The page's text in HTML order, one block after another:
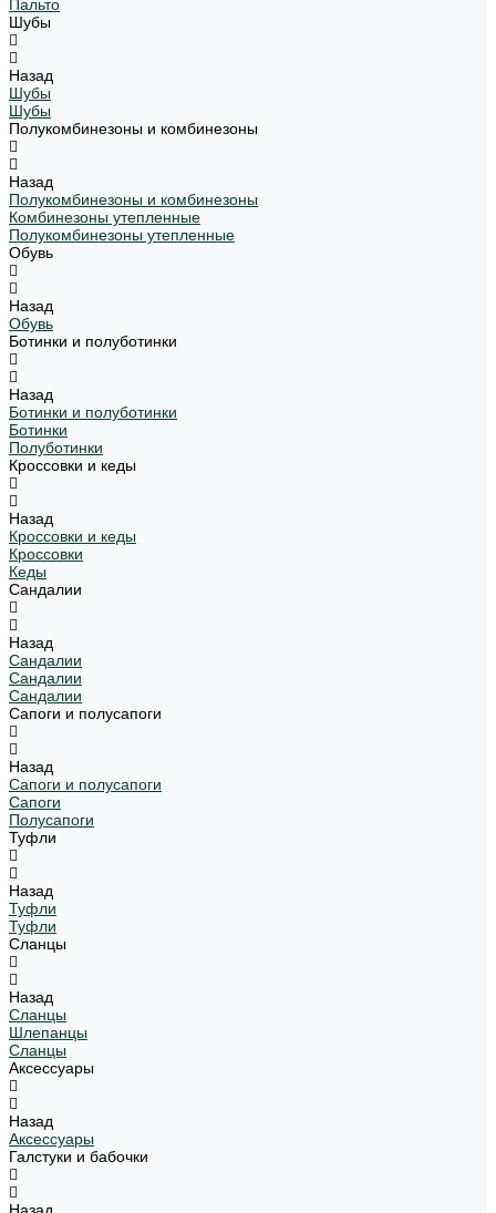
Пальто
Шубы
Назад
Шубы
Шубы
Полукомбинезоны и комбинезоны
Назад
Полукомбинезоны и комбинезоны
Комбинезоны утепленные
Полукомбинезоны утепленные
Обувь
Назад
Обувь
Ботинки и полуботинки
Назад
Ботинки и полуботинки
Ботинки
Полуботинки
Кроссовки и кеды
Назад
Кроссовки и кеды
Кроссовки
Кеды
Сандалии
Назад
Сандалии
Сандалии
Сандалии
Сапоги и полусапоги
Назад
Сапоги и полусапоги
Сапоги
Полусапоги
Туфли
Назад
Туфли
Туфли
Сланцы
Назад
Сланцы
Шлепанцы
Сланцы
Аксессуары
Назад
Аксессуары
Галстуки и бабочки